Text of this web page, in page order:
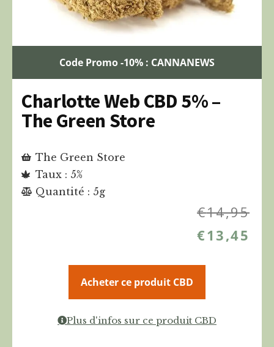
Code Promo -10% : CANNANEWS
Charlotte Web CBD 5% –
The Green Store
The Green Store
Taux : 5%
Quantité : 5g
€14,95
€13,45
Acheter ce produit CBD
Plus d'infos sur ce produit CBD